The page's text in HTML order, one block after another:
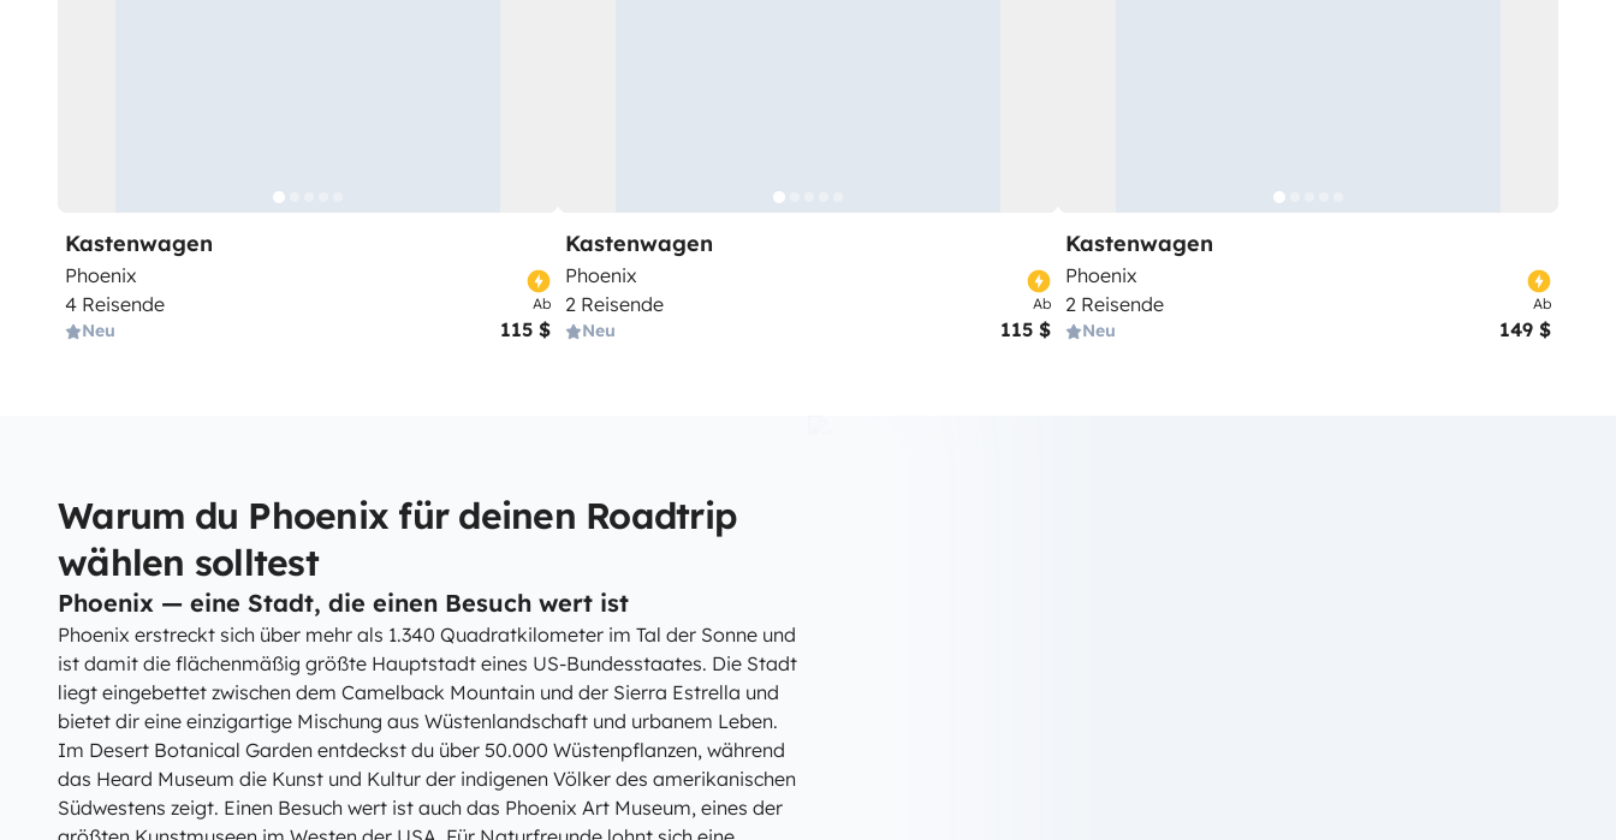
Kastenwagen
Phoenix
4 Reisende
Neu
Ab
115 $
Kastenwagen
Phoenix
2 Reisende
Neu
Ab
115 $
Kastenwagen
Phoenix
2 Reisende
Neu
Ab
149 $
Warum du Phoenix für deinen Roadtrip
wählen solltest
Phoenix — eine Stadt, die einen Besuch wert ist
Phoenix erstreckt sich über mehr als 1.340 Quadratkilometer im Tal der Sonne und
ist damit die flächenmäßig größte Hauptstadt eines US-Bundesstaates. Die Stadt
liegt eingebettet zwischen dem Camelback Mountain und der Sierra Estrella und
bietet dir eine einzigartige Mischung aus Wüstenlandschaft und urbanem Leben.
Im Desert Botanical Garden entdeckst du über 50.000 Wüstenpflanzen, während
das Heard Museum die Kunst und Kultur der indigenen Völker des amerikanischen
Südwestens zeigt. Einen Besuch wert ist auch das Phoenix Art Museum, eines der